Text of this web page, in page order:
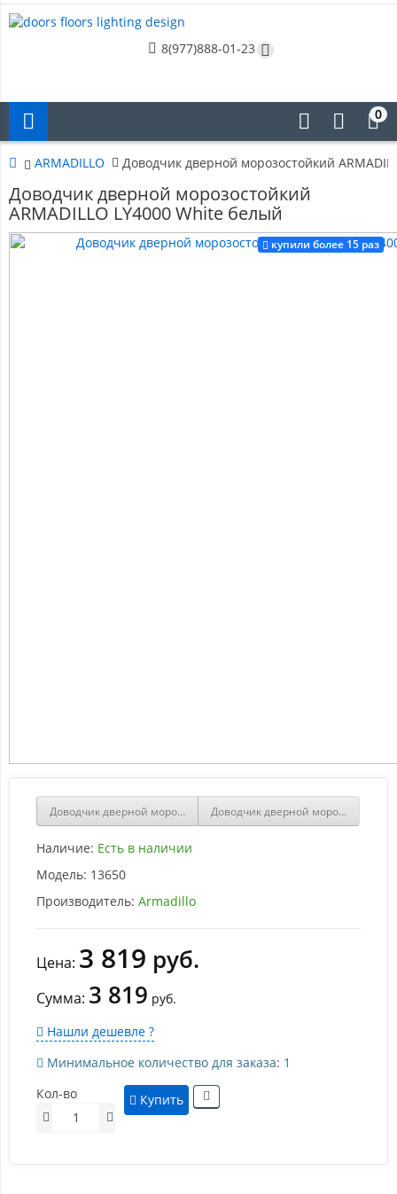
8(977)888-01-23
0
ARMADILLO Доводчик дверной морозостойкий
Доводчик дверной морозостойкий
ARMADILLO LY4000 White белый
купили более 15 раз
Доводчик дверной морозостойкий ARMADILLO LY4000 Bronze
Доводчик дверной морозостойкий
Наличие: Есть в наличии
Модель: 13650
Производитель: Armadillo
Цена: 3 819 руб.
Сумма: 3 819 руб.
Нашли дешевле ?
Минимальное количество для заказа: 1
Кол-во
Купить